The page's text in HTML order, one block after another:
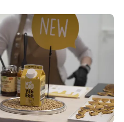
für Bio-Lebensmittel